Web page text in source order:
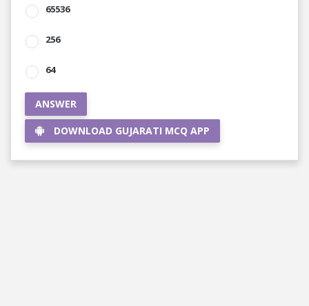
65536
256
64
ANSWER
DOWNLOAD GUJARATI MCQ APP